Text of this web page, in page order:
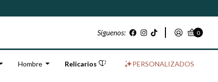
Síguenos: 0
Hombre Relicarios PERSONALIZADOS